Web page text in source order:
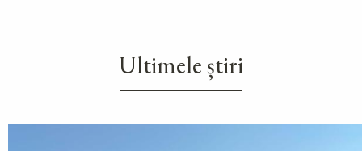
Ultimele știri